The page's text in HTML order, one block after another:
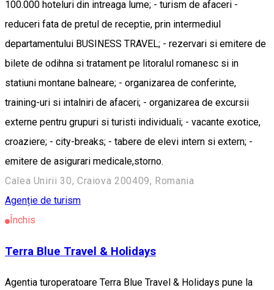
100.000 hoteluri din intreaga lume; - turism de afaceri -
reduceri fata de pretul de receptie, prin intermediul
departamentului BUSINESS TRAVEL; - rezervari si emitere de
bilete de odihna si tratament pe litoralul romanesc si in
statiuni montane balneare; - organizarea de conferinte,
training-uri si intalniri de afaceri; - organizarea de excursii
externe pentru grupuri si turisti individuali; - vacante exotice,
croaziere; - city-breaks; - tabere de elevi intern si extern; -
emitere de asigurari medicale,storno.
Calea Unirii 30, Craiova 200409, Romania
Agenție de turism
Închis
Terra Blue Travel & Holidays
Agentia turoperatoare Terra Blue Travel & Holidays pune la